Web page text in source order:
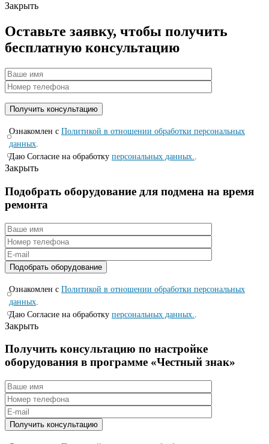
Закрыть
Оставьте заявку, чтобы получить
бесплатную консультацию
Ознакомлен с Политикой в отношении обработки персональных
данных.
Даю Согласие на обработку персональных данных..
Закрыть
Подобрать оборудование для подмена на время
ремонта
Ознакомлен с Политикой в отношении обработки персональных
данных
Даю Согласие на обработку персональных данных.
Закрыть
Получить консультацию по настройке
оборудования в программе «Честный знак»